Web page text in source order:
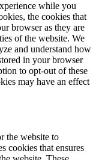
while you
the cookies that
browser as they are
of the website. We
and understand how
in your browser
to opt-out of these
may have an effect
the website to
cookies that ensures